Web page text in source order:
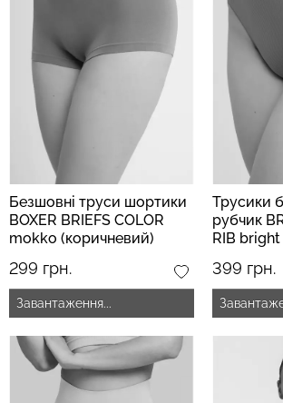
Безшовні труси шортики
BOXER BRIEFS COLOR
mokko (коричневий)
299 грн.
Завантаження...
Трусики
рубчик
RIB
399 грн.
мікрофібри LEGGINGS 02
(чорний) Giulia
631 грн.
789 грн.
талією
(чорний)
439 грн.